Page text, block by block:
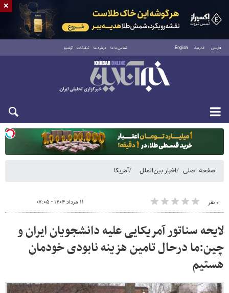
فارسی العربية English تماس با ما درباره ما تبلیغات آرشیو
یکشنبه ۱۸ مرداد ۱۴۰۵
صفحه اصلی اخبار بین‌الملل آمریکا
۰ نفر ۱۱ مرداد ۱۴۰۴ - ۰۷:۰۵
لایحه سناتور آمریکایی علیه دانشجویان ایران و
چین:ما درحال تامین هزینه نابودی خودمان
هستیم
×